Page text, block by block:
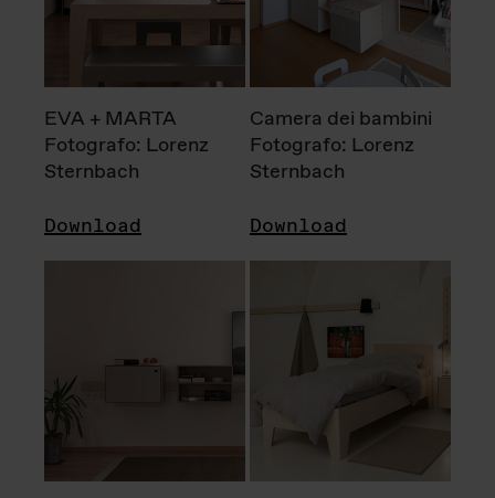
EVA + MARTA
Fotografo: Lorenz
Sternbach
Download
Camera dei bambini
Fotografo: Lorenz
Sternbach
Download